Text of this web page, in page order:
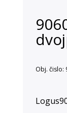
Obj. čislo: